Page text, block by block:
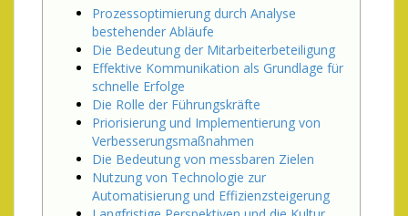
Prozessoptimierung durch Analyse
bestehender Abläufe
Die Bedeutung der Mitarbeiterbeteiligung
Effektive Kommunikation als Grundlage für
schnelle Erfolge
Die Rolle der Führungskräfte
Priorisierung und Implementierung von
Verbesserungsmaßnahmen
Die Bedeutung von messbaren Zielen
Nutzung von Technologie zur
Automatisierung und Effizienzsteigerung